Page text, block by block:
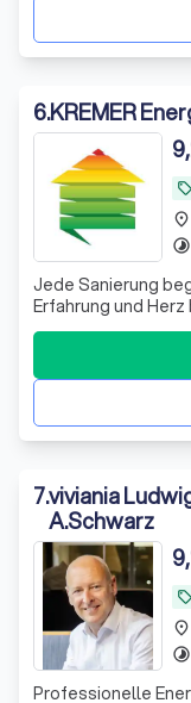
6.KREMER
local_offer
Jede Sanierung
Erfahrung und
mehr Effizienz,
place
timelapse
7.viviania
A.Schwarz
local_offer
Professionelle
place
timelapse